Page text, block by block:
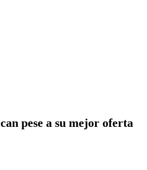
pese a su mejor oferta